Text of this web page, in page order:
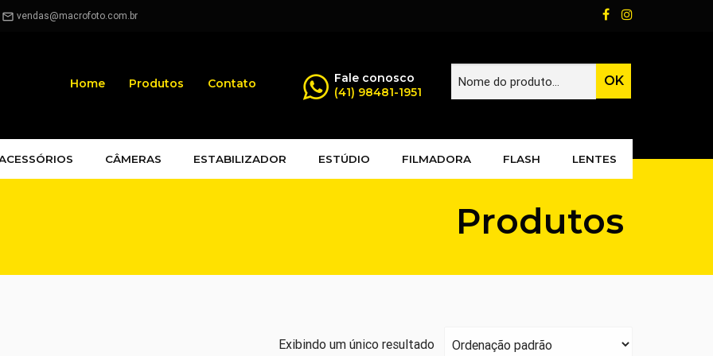
mail_outline vendas@macrofoto.com.br
Fale conosco
(41) 98481-1951
Home Produtos Contato
CÂMERAS ESTABILIZADOR ESTÚDIO FILMADORA FLASH LENTES
Produtos
Exibindo um único resultado